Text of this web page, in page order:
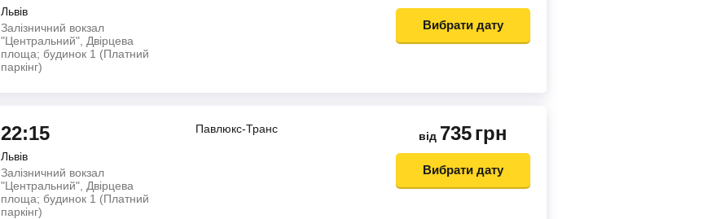
Львів
Залізничний вокзал
"Центральний", Двірцева
площа; будинок 1 (Платний
паркінг)
Вибрати дату
22:15
Львів
Залізничний вокзал
"Центральний", Двірцева
площа; будинок 1 (Платний
паркінг)
Павлюкс-Транс
від 735грн
Вибрати дату